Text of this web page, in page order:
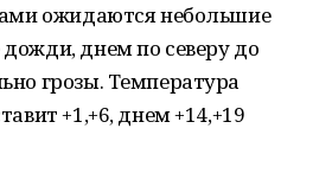
ожидаются небольшие
днем по северу до
грозы. Температура
+1,+6, днем +14,+19